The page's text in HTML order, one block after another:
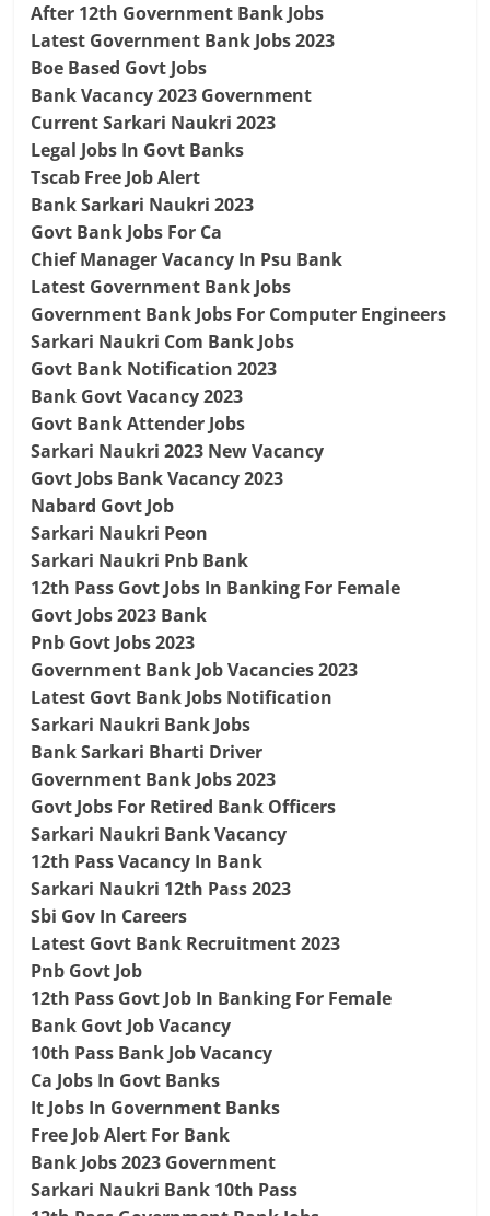
After 12th Government Bank Jobs
Latest Government Bank Jobs 2023
Boe Based Govt Jobs
Bank Vacancy 2023 Government
Current Sarkari Naukri 2023
Legal Jobs In Govt Banks
Tscab Free Job Alert
Bank Sarkari Naukri 2023
Govt Bank Jobs For Ca
Chief Manager Vacancy In Psu Bank
Latest Government Bank Jobs
Government Bank Jobs For Computer Engineers
Sarkari Naukri Com Bank Jobs
Govt Bank Notification 2023
Bank Govt Vacancy 2023
Govt Bank Attender Jobs
Sarkari Naukri 2023 New Vacancy
Govt Jobs Bank Vacancy 2023
Nabard Govt Job
Sarkari Naukri Peon
Sarkari Naukri Pnb Bank
12th Pass Govt Jobs In Banking For Female
Govt Jobs 2023 Bank
Pnb Govt Jobs 2023
Government Bank Job Vacancies 2023
Latest Govt Bank Jobs Notification
Sarkari Naukri Bank Jobs
Bank Sarkari Bharti Driver
Government Bank Jobs 2023
Govt Jobs For Retired Bank Officers
Sarkari Naukri Bank Vacancy
12th Pass Vacancy In Bank
Sarkari Naukri 12th Pass 2023
Sbi Gov In Careers
Latest Govt Bank Recruitment 2023
Pnb Govt Job
12th Pass Govt Job In Banking For Female
Bank Govt Job Vacancy
10th Pass Bank Job Vacancy
Ca Jobs In Govt Banks
It Jobs In Government Banks
Free Job Alert For Bank
Bank Jobs 2023 Government
Sarkari Naukri Bank 10th Pass